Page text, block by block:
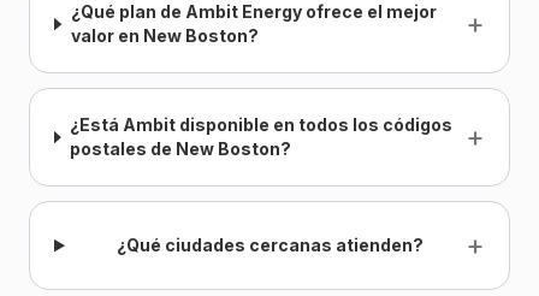
¿Qué plan de Ambit Energy ofrece el mejor
valor en New Boston?
+
¿Está Ambit disponible en todos los códigos
postales de New Boston?
+
¿Qué ciudades cercanas atienden? +